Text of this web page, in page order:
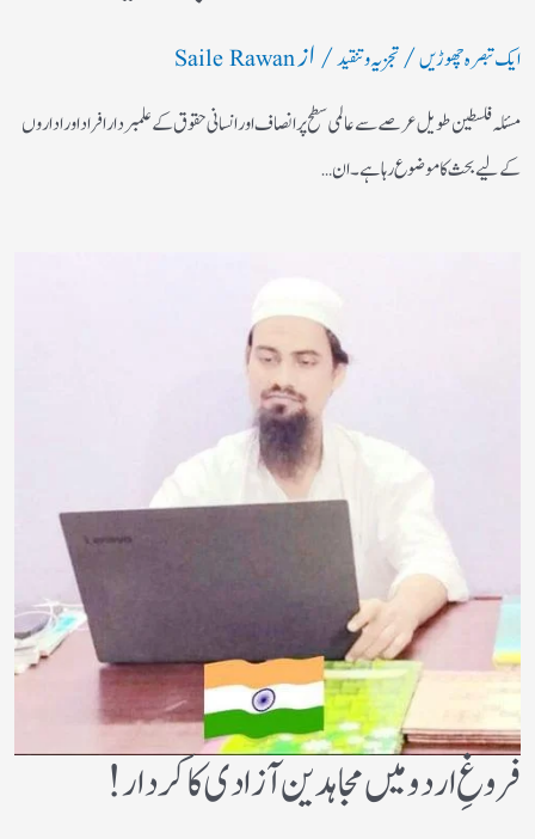
ایک تبصرہ چھوڑیں/تجزیہ و تنقید/ ازSaile Rawan
مسئلہ فلسطین طویل عرصے سے عالمی سطح پر انصاف اور انسانی حقوق کے علمبردار افراد اور اداروں
کے لیے بحث کا موضوع رہا ہے۔ ان…
فروغِ اردو میں مجاہدین آزادی کا کردار!